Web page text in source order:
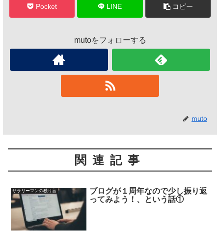
Pocket LINE コピー
mutoをフォローする
muto
関連記事
サラリーマンの独り言
ブログが１周年なので少し振り返
ってみよう！、という話①